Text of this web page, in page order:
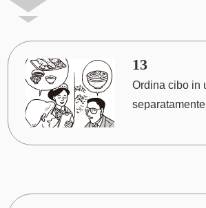
13
Ordina cibo in